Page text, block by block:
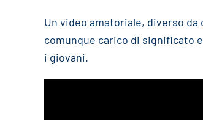
Un video amatoriale, diverso
comunque carico di significato
i giovani.